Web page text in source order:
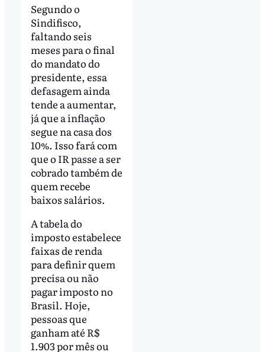
Segundo o
Sindifisco,
faltando seis
meses para o final
do mandato do
presidente, essa
defasagem ainda
tende a aumentar,
já que a inflação
segue na casa dos
10%. Isso fará com
que o IR passe a ser
cobrado também de
quem recebe
baixos salários.
A tabela do
imposto estabelece
faixas de renda
para definir quem
precisa ou não
pagar imposto no
Brasil. Hoje,
pessoas que
ganham até R$
1.903 por mês ou